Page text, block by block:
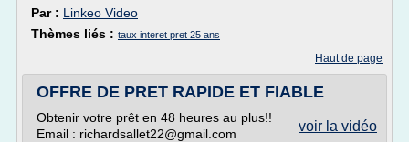
Par : Linkeo Video
Thèmes liés : taux interet pret 25 ans
Haut de page
OFFRE DE PRET RAPIDE ET FIABLE
voir la vidéo
Obtenir votre prêt en 48 heures au plus!!
Email : richardsallet22@gmail.com